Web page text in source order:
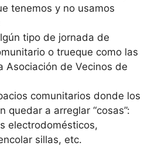
tenemos y no usamos
tipo de jornada de
o trueque como las
Asociación de Vecinos de
comunitarios donde los
quedar a arreglar “cosas”:
electrodomésticos,
sillas, etc.